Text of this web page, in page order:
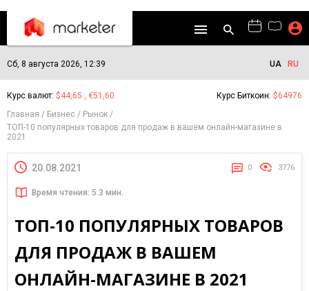
Сб, 8 августа 2026, 12:39 UA RU
Курс валют: $44,65 , €51,60 Курс Биткоин: $64976
Главная
Бизнес
Рынок
ТОП-10 популярных товаров для продаж в вашем онлайн-магазине в
2021
20.08.2021 0 3776
Время чтения: 5.3 мин.
ТОП-10 ПОПУЛЯРНЫХ ТОВАРОВ
ДЛЯ ПРОДАЖ В ВАШЕМ
ОНЛАЙН-МАГАЗИНЕ В 2021